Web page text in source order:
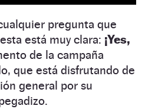
pregunta que
está muy clara: ¡Yes,
de la campaña
que está disfrutando de
general por su